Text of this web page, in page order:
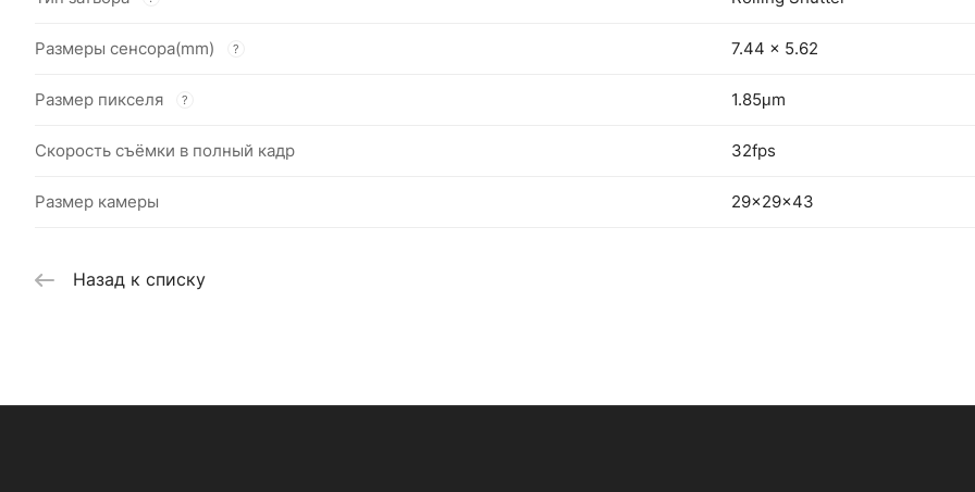
Размеры сенсора(mm) ? 7.44 x 5.62
Размер пикселя ? 1.85μm
Скорость съёмки в полный кадр 32fps
Размер камеры 29x29x43
Назад к списку